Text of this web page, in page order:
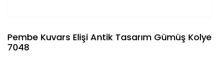
Pembe Kuvars Elişi Antik Tasarım Gümüş Kolye
7048